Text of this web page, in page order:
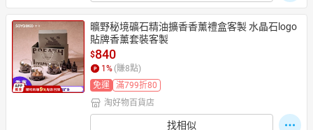
曠野秘境礦石精油擴香香薰禮盒客製 水晶石logo
貼牌香薰套裝客製
$840
1 % (賺8點)
免運
滿799折80
淘好物百貨店
找相似